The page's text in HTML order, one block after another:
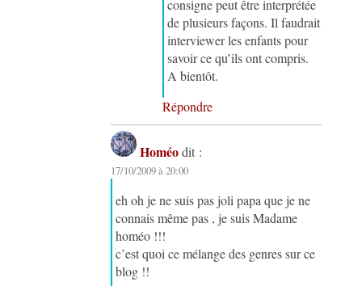
consigne peut être interprétée
de plusieurs façons. Il faudrait
interviewer les enfants pour
savoir ce qu’ils ont compris.
A bientôt.
Répondre
Homéo dit :
17/10/2009 à 20:00
eh oh je ne suis pas joli papa que je ne
connais même pas , je suis Madame
homéo !!!
c’est quoi ce mélange des genres sur ce
blog !!